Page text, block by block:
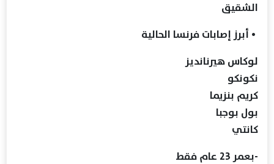
الشقيق
• أبرز إصابات فرنسا الحالية
لوكاس هيرنانديز
نكونكو
كريم بنزيما
بول بوجبا
كانتي
-بعمر 23 عام فقط